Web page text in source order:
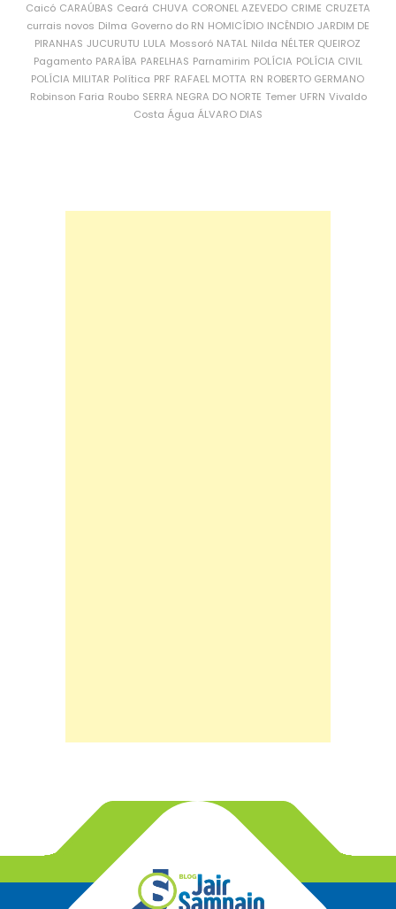
Caicó CARAÚBAS Ceará CHUVA CORONEL AZEVEDO CRIME CRUZETA
currais novos Dilma Governo do RN HOMICÍDIO INCÊNDIO JARDIM DE
PIRANHAS JUCURUTU LULA Mossoró NATAL Nilda NÉLTER QUEIROZ
Pagamento PARAÍBA PARELHAS Parnamirim POLÍCIA POLÍCIA CIVIL
POLÍCIA MILITAR Política PRF RAFAEL MOTTA RN ROBERTO GERMANO
Robinson Faria Roubo SERRA NEGRA DO NORTE Temer UFRN Vivaldo
Costa Água ÁLVARO DIAS